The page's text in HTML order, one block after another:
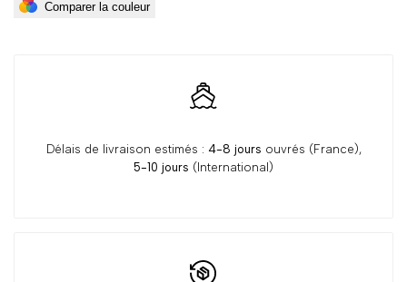
Comparer la couleur
Délais de livraison estimés : 4-8 jours ouvrés (France),
5-10 jours (International)